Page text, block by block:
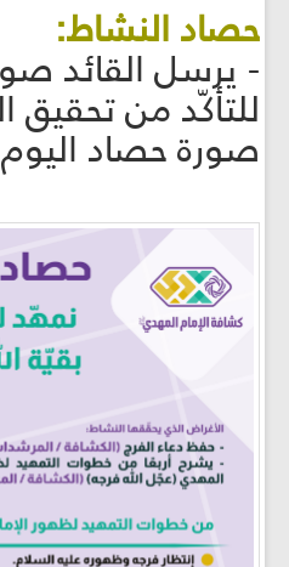
حصاد النشاط:
- يرسل القائد
للتأكّد من
صورة حصاد